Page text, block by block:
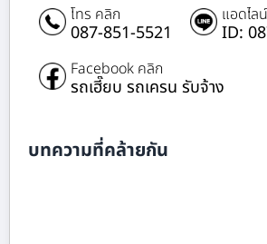
โทร คลิก
087-851-5521
แอดไล
ID:
Facebook คลิก
รถเฮี๊ยบ รถเครน รับจ้าง
บทความที่คล้ายกัน